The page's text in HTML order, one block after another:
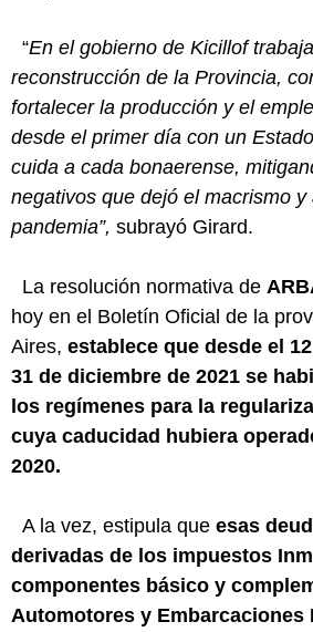
“En el gobierno de Kicillof
reconstrucción de la Provincia,
fortalecer la producción y el
desde el primer día con un
cuida a cada bonaerense,
negativos que dejó el macrismo y
pandemia”, subrayó Girard.
La resolución normativa de
hoy en el Boletín Oficial de la
Aires, establece que desde el
31 de diciembre de 2021 se
los regímenes para la
cuya caducidad hubiera
2020.
A la vez, estipula que esas
derivadas de los impuestos
componentes básico y
Automotores y Embarcaciones